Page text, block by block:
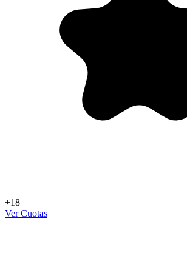
+18
Ver Cuotas